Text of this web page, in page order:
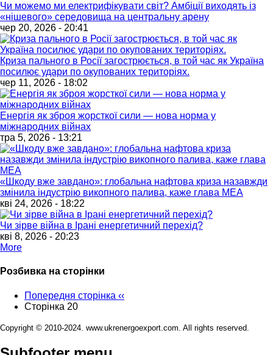
Чи можемо ми електрифікувати світ? Амбіції виходять із
«нішевого» середовища на центральну арену
чер 20, 2026 - 20:41
Криза пального в Росії загострюється, в той час як Україна
посилює удари по окупованих територіях.
чер 11, 2026 - 18:02
Енергія як зброя жорсткої сили — нова норма у
міжнародних війнах
тра 5, 2026 - 13:21
«Шкоду вже завдано»: глобальна нафтова криза назавжди
змінила індустрію викопного палива, каже глава МЕА
кві 24, 2026 - 18:22
Чи зірве війна в Ірані енергетичний перехід?
кві 8, 2026 - 20:23
More
Розбивка на сторінки
Попередня сторінка ‹‹
Сторінка 20
Copyright © 2010-2024. www.ukrenergoexport.com. All rights reserved.